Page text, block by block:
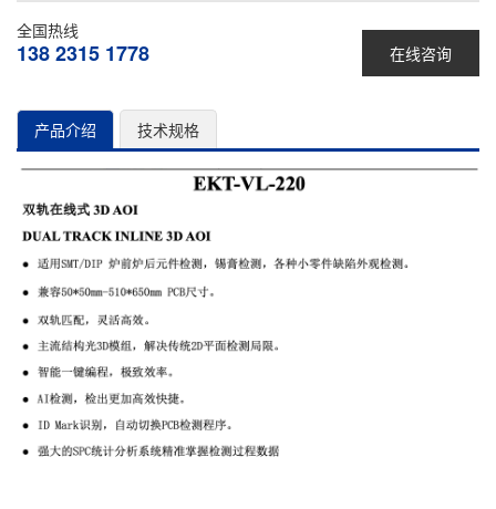
在线咨询
全国热线
138 2315 1778
产品介绍 技术规格